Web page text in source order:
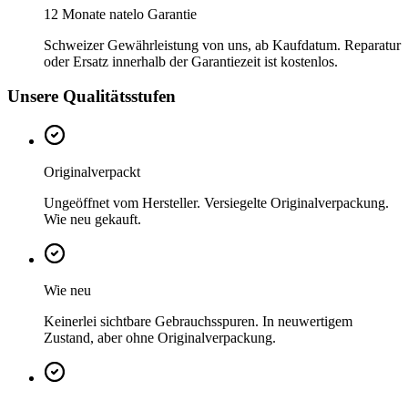
12 Monate natelo Garantie
Schweizer Gewährleistung von uns, ab Kaufdatum. Reparatur
oder Ersatz innerhalb der Garantiezeit ist kostenlos.
Unsere Qualitätsstufen
Originalverpackt
Ungeöffnet vom Hersteller. Versiegelte Originalverpackung.
Wie neu gekauft.
Wie neu
Keinerlei sichtbare Gebrauchsspuren. In neuwertigem
Zustand, aber ohne Originalverpackung.